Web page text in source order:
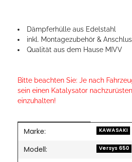
Dämpferhülle aus Edelstahl
inkl. Montagezubehör &
Qualität aus dem Hause MIVV
Bitte beachten Sie: Je nach
sein einen Katalysator
einzuhalten!
Produkteigenschaft
Wert
Marke: KAWASAKI
Modell: Versys 650